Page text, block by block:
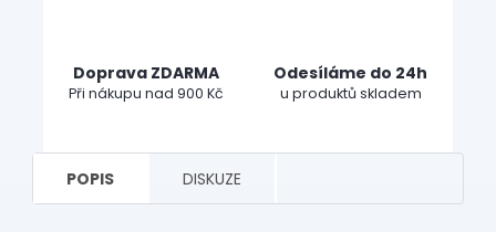
Doprava ZDARMA
Při nákupu nad 900 Kč
Odesíláme do 24h
u produktů skladem
POPIS DISKUZE